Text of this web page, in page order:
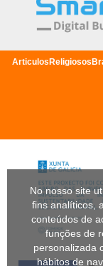
No nosso site
fins analíticos,
conteúdos de
funções de
personalizada
hábitos de